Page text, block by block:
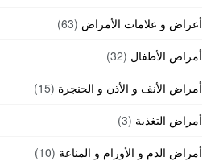
أعراض و علامات الأمراض (63)
أمراض الأطفال (32)
أمراض الأنف و الأذن و الحنجرة (15)
أمراض التغذية (3)
أمراض الدم و الأورام و المناعة (10)